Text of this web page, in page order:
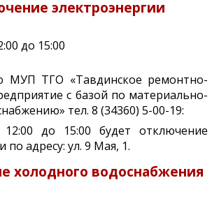
электроэнергии
до 15:00
МУП ТГО «Тавдинское ремонтно-
с базой по материально-
тел. 8 (34360) 5-00-19:
12:00 до 15:00 будет отключение
по адресу: ул. 9 Мая, 1.
холодного водоснабжения